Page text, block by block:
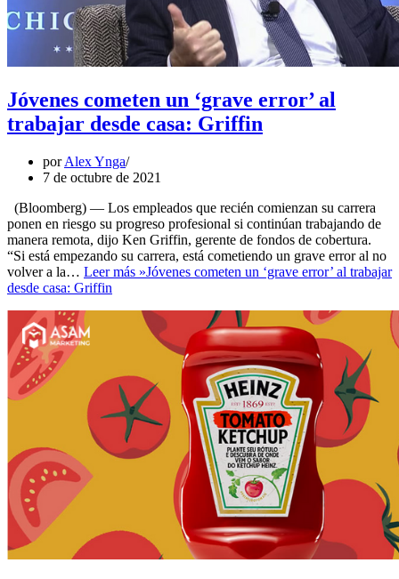
Jóvenes cometen un ‘grave error’ al
trabajar desde casa: Griffin
porAlex Ynga
7 de octubre de 2021
(Bloomberg) — Los empleados que recién comienzan su carrera
ponen en riesgo su progreso profesional si continúan trabajando de
manera remota, dijo Ken Griffin, gerente de fondos de cobertura.
“Si está empezando su carrera, está cometiendo un grave error al no
volver a la… Leer más »Jóvenes cometen un ‘grave error’ al trabajar
desde casa: Griffin